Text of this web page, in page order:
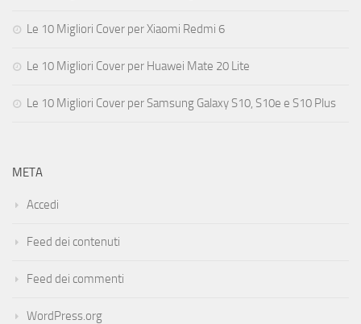
Le 10 Migliori Cover per Xiaomi Redmi 6
Le 10 Migliori Cover per Huawei Mate 20 Lite
Le 10 Migliori Cover per Samsung Galaxy S10, S10e e S10 Plus
META
Accedi
Feed dei contenuti
Feed dei commenti
WordPress.org